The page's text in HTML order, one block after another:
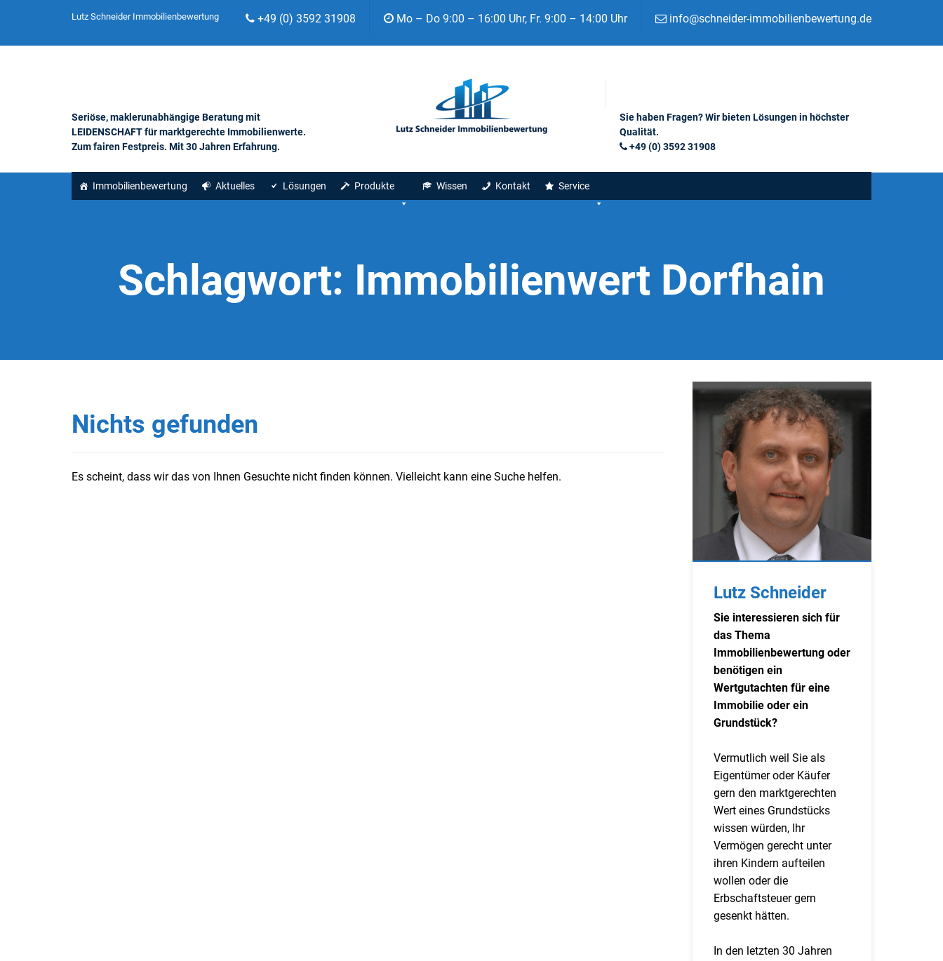
Lutz Schneider Immobilienbewertung +49 (0) 3592 31908 Mo – Do 9:00 – 16:00 Uhr, Fr. 9:00 – 14:00 Uhr info@schneider-immobilienbewertung.de
Seriöse, maklerunabhängige Beratung mit
LEIDENSCHAFT für marktgerechte Immobilienwerte.
Zum fairen Festpreis. Mit 30 Jahren Erfahrung.
Sie haben Fragen? Wir bieten Lösungen in höchster
Qualität.
+49 (0) 3592 31908
Immobilienbewertung Aktuelles Lösungen Produkte Wissen Kontakt Service
Schlagwort: Immobilienwert Dorfhain
Nichts gefunden
Es scheint, dass wir das von Ihnen Gesuchte nicht finden können. Vielleicht kann eine Suche helfen.
Lutz Schneider
Sie interessieren sich für
das Thema
Immobilienbewertung oder
benötigen ein
Wertgutachten für eine
Immobilie oder ein
Grundstück?
Vermutlich weil Sie als
Eigentümer oder Käufer
gern den marktgerechten
Wert eines Grundstücks
wissen würden, Ihr
Vermögen gerecht unter
ihren Kindern aufteilen
wollen oder die
Erbschaftsteuer gern
gesenkt hätten.
In den letzten 30 Jahren